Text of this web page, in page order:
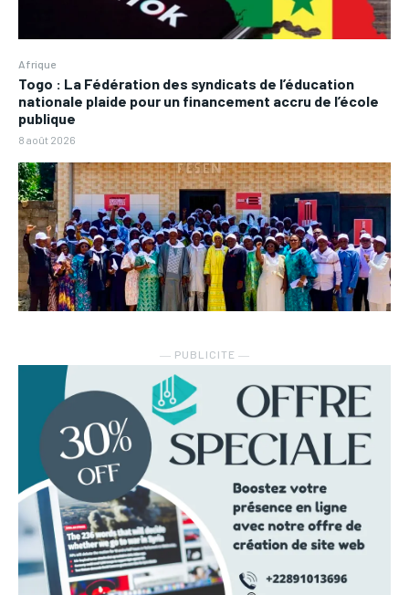
Afrique
Togo : La Fédération des syndicats de l’éducation
nationale plaide pour un financement accru de l’école
publique
8 août 2026
― PUBLICITE ―